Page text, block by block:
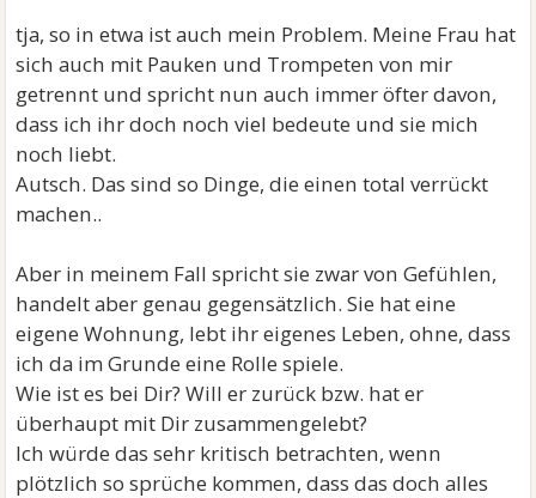
tja, so in etwa ist auch mein Problem. Meine Frau hat
sich auch mit Pauken und Trompeten von mir
getrennt und spricht nun auch immer öfter davon,
dass ich ihr doch noch viel bedeute und sie mich
noch liebt.
Autsch. Das sind so Dinge, die einen total verrückt
machen..
Aber in meinem Fall spricht sie zwar von Gefühlen,
handelt aber genau gegensätzlich. Sie hat eine
eigene Wohnung, lebt ihr eigenes Leben, ohne, dass
ich da im Grunde eine Rolle spiele.
Wie ist es bei Dir? Will er zurück bzw. hat er
überhaupt mit Dir zusammengelebt?
Ich würde das sehr kritisch betrachten, wenn
plötzlich so sprüche kommen, dass das doch alles